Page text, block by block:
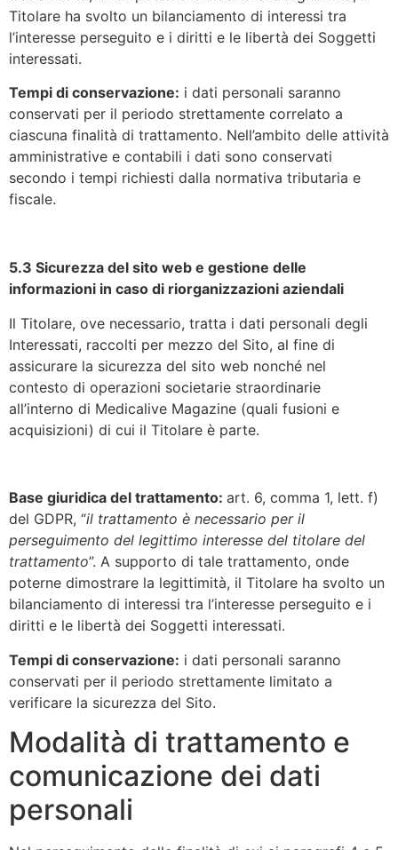
Titolare ha svolto un bilanciamento di interessi tra
l’interesse perseguito e i diritti e le libertà dei Soggetti
interessati.
Tempi di conservazione: i dati personali saranno
conservati per il periodo strettamente correlato a
ciascuna finalità di trattamento. Nell’ambito delle attività
amministrative e contabili i dati sono conservati
secondo i tempi richiesti dalla normativa tributaria e
fiscale.
5.3 Sicurezza del sito web e gestione delle
informazioni in caso di riorganizzazioni aziendali
Il Titolare, ove necessario, tratta i dati personali degli
Interessati, raccolti per mezzo del Sito, al fine di
assicurare la sicurezza del sito web nonché nel
contesto di operazioni societarie straordinarie
all’interno di Medicalive Magazine (quali fusioni e
acquisizioni) di cui il Titolare è parte.
Base giuridica del trattamento: art. 6, comma 1, lett. f)
del GDPR, “il trattamento è necessario per il
perseguimento del legittimo interesse del titolare del
trattamento”. A supporto di tale trattamento, onde
poterne dimostrare la legittimità, il Titolare ha svolto un
bilanciamento di interessi tra l’interesse perseguito e i
diritti e le libertà dei Soggetti interessati.
Tempi di conservazione: i dati personali saranno
conservati per il periodo strettamente limitato a
verificare la sicurezza del Sito.
Modalità di trattamento e
comunicazione dei dati
personali